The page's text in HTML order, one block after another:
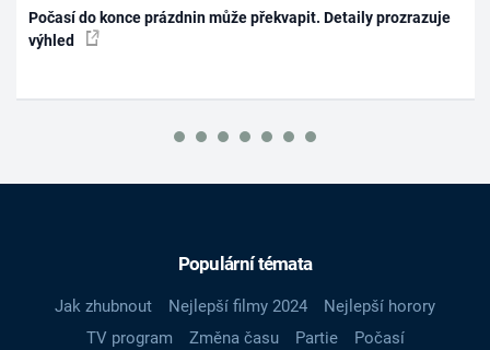
Počasí do konce prázdnin může překvapit. Detaily prozrazuje
výhled
Populární témata
Jak zhubnout Nejlepší filmy 2024
Nejlepší horory
TV program
Změna času Partie
Počasí